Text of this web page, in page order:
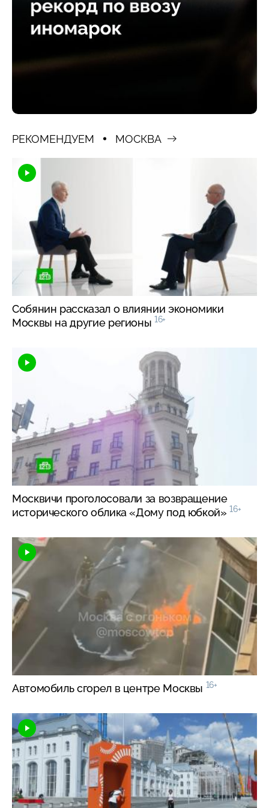
РЕКОМЕНДУЕМ МОСКВА
Собянин рассказал о влиянии экономики
Москвы на другие регионы 16+
Москвичи проголосовали за возвращение
исторического облика «Дому под юбкой» 16+
Автомобиль сгорел в центре Москвы 16+